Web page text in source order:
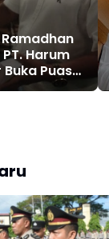
Puasa
Santuni